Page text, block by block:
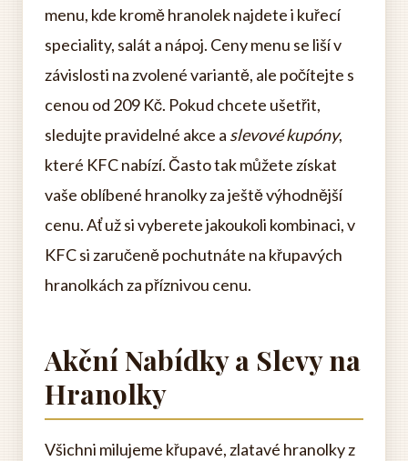
menu, kde kromě hranolek najdete i kuřecí
speciality, salát a nápoj. Ceny menu se liší v
závislosti na zvolené variantě, ale počítejte s
cenou od 209 Kč. Pokud chcete ušetřit,
sledujte pravidelné akce a slevové kupóny,
které KFC nabízí. Často tak můžete získat
vaše oblíbené hranolky za ještě výhodnější
cenu. Ať už si vyberete jakoukoli kombinaci, v
KFC si zaručeně pochutnáte na křupavých
hranolkách za příznivou cenu.
Akční Nabídky a Slevy na
Hranolky
Všichni milujeme křupavé, zlatavé hranolky z